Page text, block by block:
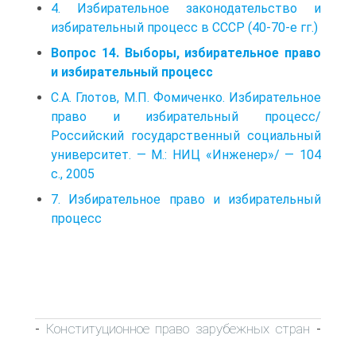
4. Избирательное законодательство и
избирательный процесс в СССР (40-70-е гг.)
Вопрос 14. Выборы, избирательное право
и избирательный процесс
С.А. Глотов, М.П. Фомиченко. Избирательное
право и избирательный процесс/
Российский государственный социальный
университет. — М.: НИЦ «Инженер»/ — 104
с., 2005
7. Избирательное право и избирательный
процесс
- Конституционное право зарубежных стран -